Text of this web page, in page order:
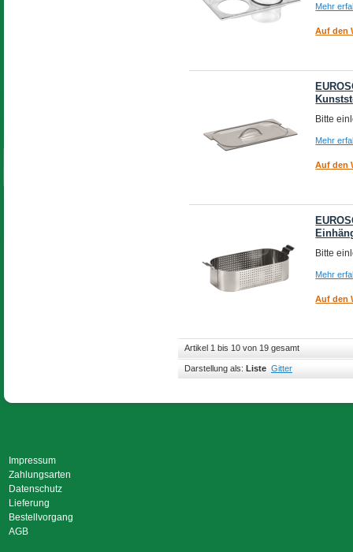
Mehr
Auf den
Bitte
Mehr
Auf den
Bitte
Mehr
Auf den
Artikel 1 bis 10 von 19 gesamt
Darstellung als: Liste Gitter
Impressum
Zahlungsarten
Datenschutz
Lieferung
Bestellvorgang
AGB